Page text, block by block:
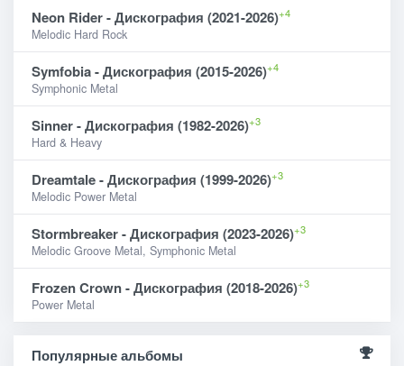
Neon Rider - Дискография (2021-2026)+4
Melodic Hard Rock
Symfobia - Дискография (2015-2026)+4
Symphonic Metal
Sinner - Дискография (1982-2026)+3
Hard & Heavy
Dreamtale - Дискография (1999-2026)+3
Melodic Power Metal
Stormbreaker - Дискография (2023-2026)+3
Melodic Groove Metal, Symphonic Metal
Frozen Crown - Дискография (2018-2026)+3
Power Metal
Популярные альбомы